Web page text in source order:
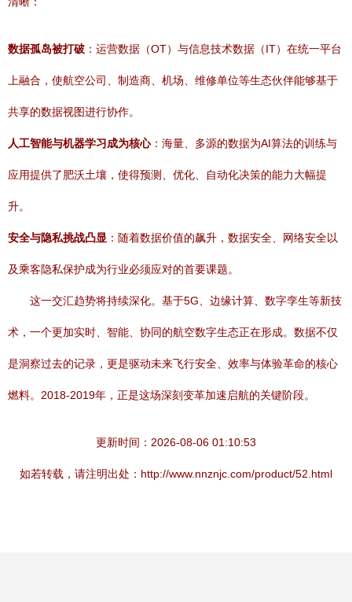
数据孤岛被打破 ：运营数据（OT）与信息技术数据（IT）在统一平台
上融合，使航空公司、制造商、机场、维修单位等生态伙伴能够基于
共享的数据视图进行协作。
人工智能与机器学习成为核心：海量、多源的数据为AI算法的训练与
应用提供了肥沃土壤，使得预测、优化、自动化决策的能力大幅提
升。
安全与隐私挑战凸显 ：随着数据价值的飙升，数据安全、网络安全以
及乘客隐私保护成为行业必须应对的首要课题。
这一交汇趋势将持续深化。基于5G、边缘计算、数字孪生等新技
术，一个更加实时、智能、协同的航空数字生态正在形成。数据不仅
是洞察过去的记录，更是驱动未来飞行安全、效率与体验革命的核心
燃料。2018-2019年，正是这场深刻变革加速启航的关键阶段。
更新时间：2026-08-06 01:10:53
如若转载，请注明出处：http://www.nnznjc.com/product/52.html